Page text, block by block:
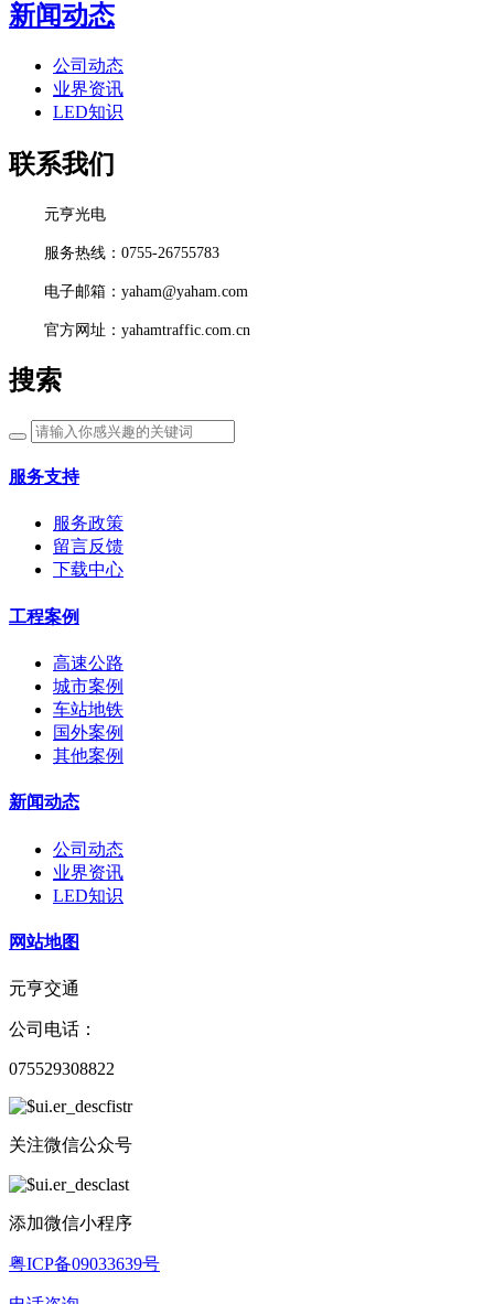
新闻动态
公司动态
业界资讯
LED知识
联系我们
元亨光电
服务热线：0755-26755783
电子邮箱：yaham@yaham.com
官方网址：yahamtraffic.com.cn
搜索
服务支持
服务政策
留言反馈
下载中心
工程案例
高速公路
城市案例
车站地铁
国外案例
其他案例
新闻动态
公司动态
业界资讯
LED知识
网站地图
元亨交通
公司电话：
075529308822
关注微信公众号
添加微信小程序
粤ICP备09033639号